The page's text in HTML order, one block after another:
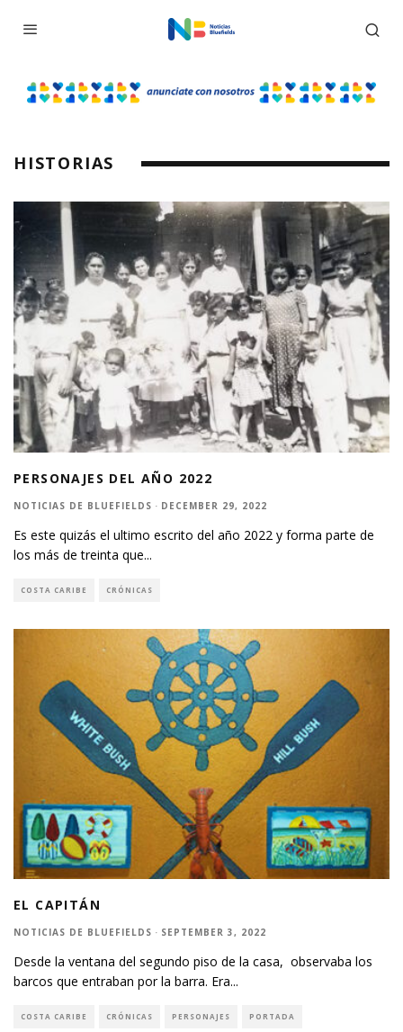
HISTORIAS
PERSONAJES DEL AÑO 2022
NOTICIAS DE BLUEFIELDS · DECEMBER 29, 2022
Es este quizás el ultimo escrito del año 2022 y forma parte de
los más de treinta que...
COSTA CARIBE CRÓNICAS
EL CAPITÁN
NOTICIAS DE BLUEFIELDS · SEPTEMBER 3, 2022
Desde la ventana del segundo piso de la casa, observaba los
barcos que entraban por la barra. Era...
COSTA CARIBE CRÓNICAS PERSONAJES PORTADA